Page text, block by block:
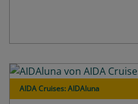
AIDA Cruises: AIDAluna